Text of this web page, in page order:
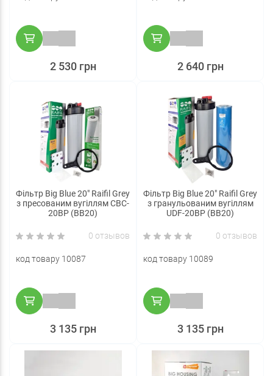
2 530 грн 2 640 грн
Фільтр Big Blue 20" Raifil Grey
з пресованим вугіллям CBC-
20BP (BB20)
0 отзывов
код товару 10087
3 135 грн
Фільтр Big Blue 20" Raifil Grey
з гранульованим вугіллям
UDF-20BP (BB20)
0 отзывов
код товару 10089
3 135 грн